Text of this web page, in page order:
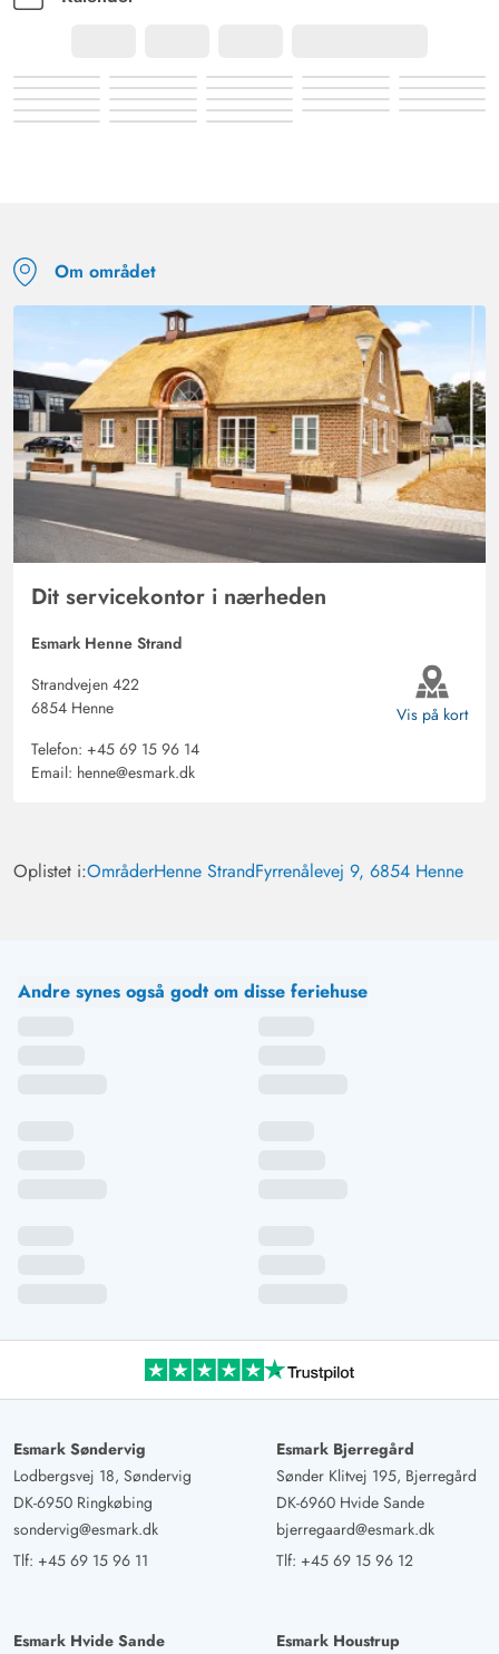
Om området
Dit servicekontor i nærheden
Esmark Henne Strand
Strandvejen 422
6854 Henne
Telefon: +45 69 15 96 14
Email: henne@esmark.dk
Vis på kort
Oplistet i:OmråderHenne StrandFyrrenålevej 9, 6854 Henne
Andre synes også godt om disse feriehuse
Esmark Søndervig
Lodbergsvej 18, Søndervig
DK-6950 Ringkøbing
sondervig@esmark.dk
Tlf: +45 69 15 96 11
Esmark Bjerregård
Sønder Klitvej 195, Bjerregård
DK-6960 Hvide Sande
bjerregaard@esmark.dk
Tlf: +45 69 15 96 12
Esmark Hvide Sande
Esmark Houstrup